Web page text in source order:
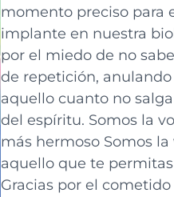
momento preciso para
implante en nuestra
por el miedo de no
de repetición,
aquello cuanto no
del espíritu. Somos la
más hermoso Somos
aquello que te
Gracias por el